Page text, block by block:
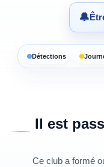
🔔
Détections
Il est
Ce club a formé